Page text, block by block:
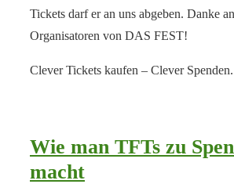
Tickets darf er an uns abgeben. Danke
Organisatoren von DAS FEST!
Clever Tickets kaufen – Clever
Wie man TFTs zu
macht